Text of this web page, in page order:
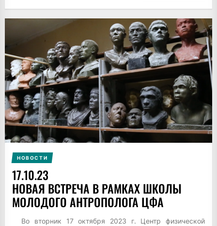
НОВОСТИ
17.10.23
НОВАЯ ВСТРЕЧА В РАМКАХ ШКОЛЫ
МОЛОДОГО АНТРОПОЛОГА ЦФА
Во вторник 17 октября 2023 г. Центр физической